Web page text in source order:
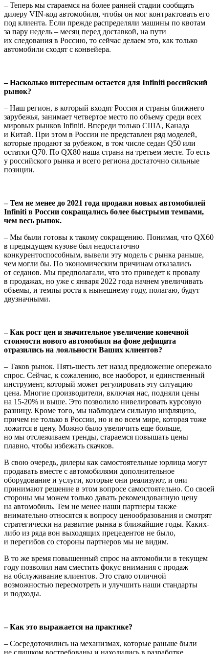
– Теперь мы стараемся на более ранней стадии сообщать
дилеру VIN-код автомобиля, чтобы он мог контрактовать его
под клиента. Если прежде распределяли машины по квотам
за пару недель – месяц перед доставкой, на пути
их следования в Россию, то сейчас делаем это, как только
автомобили сходят с конвейера.
– Насколько интересным остается для Infiniti российский
рынок?
– Наш регион, в который входят Россия и страны ближнего
зарубежья, занимает четвертое место по объему среди всех
мировых рынков Infiniti. Впереди только США, Канада
и Китай. При этом в России не представлен ряд моделей,
которые продают за рубежом, в том числе седан Q50 или
остатки Q70. По QX80 наша страна на третьем месте. То есть
у российского рынка и всего региона достаточно сильные
позиции.
– Тем не менее до 2021 года продажи новых автомобилей
Infiniti в России сокращались более быстрыми темпами,
чем весь рынок.
– Мы были готовы к такому сокращению. Понимая, что QX60
в предыдущем кузове был недостаточно
конкурентоспособным, вывели эту модель с рынка раньше,
чем могли бы. По экономическим причинам отказались
от седанов. Мы предполагали, что это приведет к провалу
в продажах, но уже с января 2022 года начнем увеличивать
объемы, и темпы роста к нынешнему году, полагаю, будут
двузначными.
– Как рост цен и значительное увеличение конечной
стоимости нового автомобиля на фоне дефицита
отразились на лояльности Ваших клиентов?
– Таков рынок. Пять-шесть лет назад предложение опережало
спрос. Сейчас, к сожалению, все наоборот, и единственный
инструмент, который может регулировать эту ситуацию –
цена. Многие производители, включая нас, подняли цены
на 15-20% и выше. Это позволило нивелировать курсовую
разницу. Кроме того, мы наблюдаем сильную инфляцию,
причем не только в России, но и во всем мире, которая тоже
ложится в цену. Можно было увеличить еще больше,
но мы отслеживаем тренды, стараемся повышать цены
плавно, чтобы избежать скачков.
В свою очередь, дилеры как самостоятельные юрлица могут
продавать вместе с автомобилями дополнительное
оборудование и услуги, которые они реализуют, и они
принимают решение в этом вопросе самостоятельно. Со своей
стороны мы можем только давать рекомендованную цену
на автомобиль. Тем не менее наши партнеры также
внимательно относятся к вопросу ценообразования и смотрят
стратегически на развитие рынка в ближайшие годы. Каких-
либо из ряда вон выходящих прецедентов не было,
и перегибов со стороны партнеров мы не видим.
В то же время повышенный спрос на автомобили в текущем
году позволил нам сместить фокус внимания с продаж
на обслуживание клиентов. Это стало отличной
возможностью пересмотреть и улучшить наши стандарты
и подходы.
– Как это выражается на практике?
– Сосредоточились на механизмах, которые раньше были
не слишком востребованы и находились в разработке.